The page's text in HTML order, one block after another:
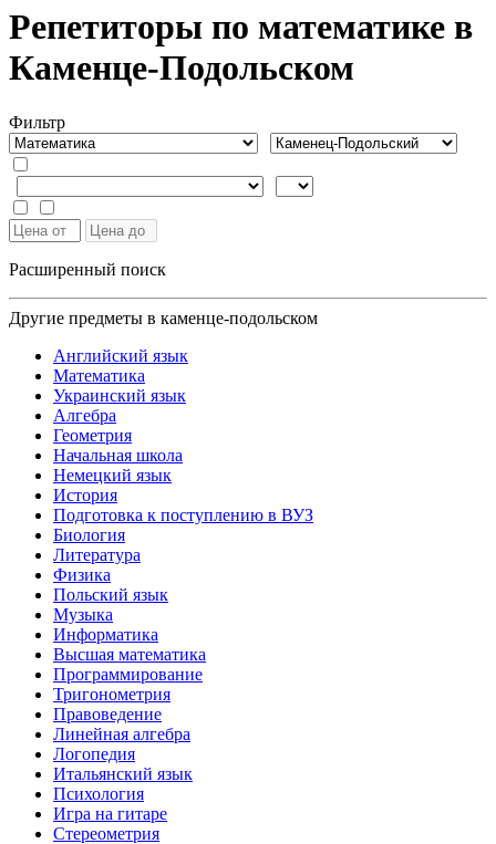
Репетиторы по математике в
Каменце-Подольском
Фильтр
Расширенный поиск
Другие предметы в каменце-подольском
Английский язык
Математика
Украинский язык
Алгебра
Геометрия
Начальная школа
Немецкий язык
История
Подготовка к поступлению в ВУЗ
Биология
Литература
Физика
Польский язык
Музыка
Информатика
Высшая математика
Программирование
Тригонометрия
Правоведение
Линейная алгебра
Логопедия
Итальянский язык
Психология
Игра на гитаре
Стереометрия